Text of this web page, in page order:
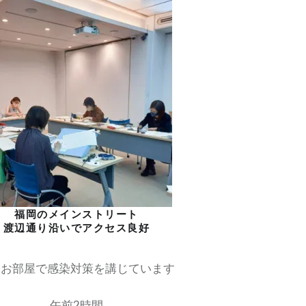
福岡のメインストリート
渡辺通り沿いでアクセス良好
部屋で感染対策を講じています